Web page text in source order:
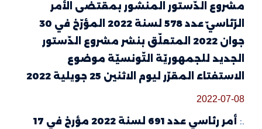
مشروع الدّستور المنشور بمقتضى الأمر
الرّئاسيّ عدد 578 لسنة 2022 المؤرّخ في 30
جوان 2022 المتعلّق بنشر مشروع الدّستور
الجديد للجمهوريّة التّونسيّة موضوع
الاستفتاء المقرّر ليوم الاثنين 25 جويلية 2022
2022-07-08
أمر رئاسي عدد 691 لسنة 2022 مؤرخ في 17